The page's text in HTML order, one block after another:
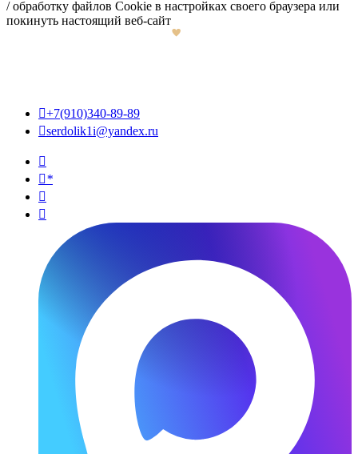
/ обработку файлов Cookie в настройках своего браузера или
покинуть настоящий веб-сайт
+7(910)340-89-89
serdolik1i@yandex.ru

*

